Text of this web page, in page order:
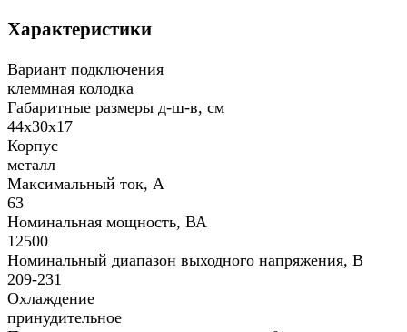
Характеристики
Вариант подключения
клеммная колодка
Габаритные размеры д-ш-в, см
44х30х17
Корпус
металл
Максимальный ток, А
63
Номинальная мощность, ВА
12500
Номинальный диапазон выходного напряжения, В
209-231
Охлаждение
принудительное